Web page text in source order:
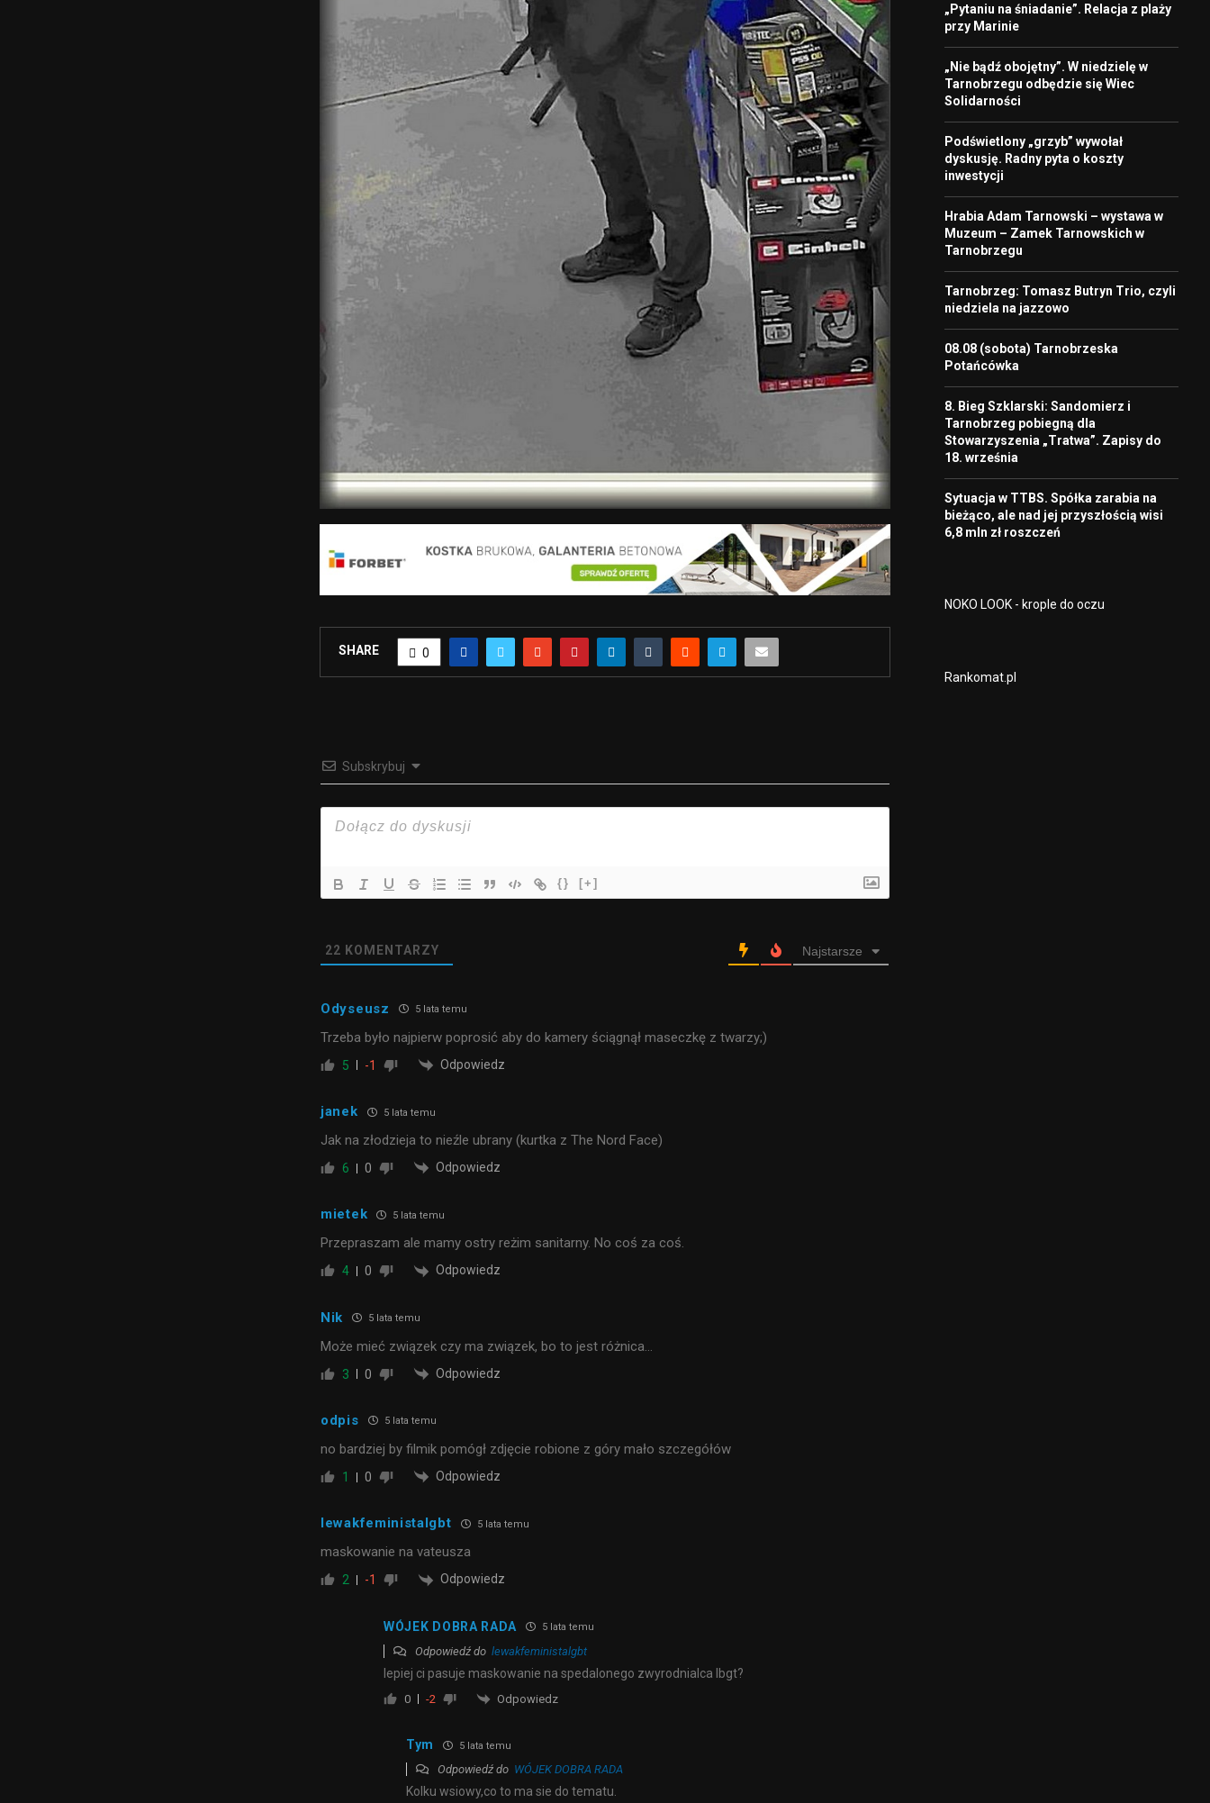
SHARE 0
Subskrybuj
{} [+]
22 KOMENTARZY Najstarsze
Odyseusz 5 lata temu
Trzeba było najpierw poprosić aby do kamery ściągnął maseczkę z twarzy;)
5 -1 Odpowiedz
janek 5 lata temu
Jak na złodzieja to nieźle ubrany (kurtka z The Nord Face)
6 0 Odpowiedz
mietek 5 lata temu
Przepraszam ale mamy ostry reżim sanitarny. No coś za coś.
4 0 Odpowiedz
Nik 5 lata temu
Może mieć związek czy ma związek, bo to jest różnica…
3 0 Odpowiedz
odpis 5 lata temu
no bardziej by filmik pomógł zdjęcie robione z góry mało szczegółów
1 0 Odpowiedz
lewakfeministalgbt 5 lata temu
maskowanie na vateusza
2 -1 Odpowiedz
WÓJEK DOBRA RADA 5 lata temu
Odpowiedź do lewakfeministalgbt
lepiej ci pasuje maskowanie na spedalonego zwyrodnialca lbgt?
0 -2 Odpowiedz
Tym 5 lata temu
Odpowiedź do WÓJEK DOBRA RADA
Kolku wsiowy,co to ma sie do tematu.
„Pytaniu na śniadanie”. Relacja z plaży
przy Marinie
„Nie bądź obojętny”. W niedzielę w
Tarnobrzegu odbędzie się Wiec
Solidarności
Podświetlony „grzyb” wywołał
dyskusję. Radny pyta o koszty
inwestycji
Hrabia Adam Tarnowski – wystawa w
Muzeum – Zamek Tarnowskich w
Tarnobrzegu
Tarnobrzeg: Tomasz Butryn Trio, czyli
niedziela na jazzowo
08.08 (sobota) Tarnobrzeska
Potańcówka
8. Bieg Szklarski: Sandomierz i
Tarnobrzeg pobiegną dla
Stowarzyszenia „Tratwa”. Zapisy do
18. września
Sytuacja w TTBS. Spółka zarabia na
bieżąco, ale nad jej przyszłością wisi
6,8 mln zł roszczeń
NOKO LOOK - krople do oczu
Rankomat.pl